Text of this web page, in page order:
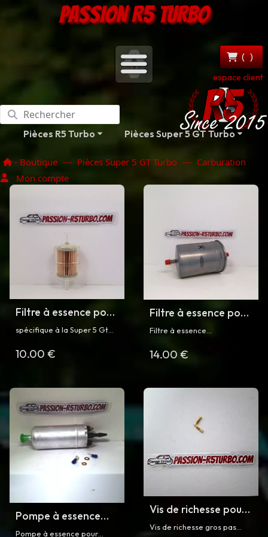
PASSION R5 TURBO
()
espace client
Pièces R5 Turbo Pièces Super 5 GT Turbo
- Boutique --- Pièces Super 5 GT Turbo --- Carburation
Mon compte
Filtre à essence pour
Super5 GT Turbo
spécifique à la Super 5 Gt
10.00 €
Filtre à essence pour
Super 5 GT TURBO
Filtre à essence
GT TURBO phase 2
14.00 €
Pompe à essence
pour Super 5 GT
Pompe à essence pour
Vis de richesse pour
Super 5 GT Turbo
Vis de richesse gros pas